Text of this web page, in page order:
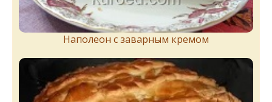
Наполеон с заварным кремом